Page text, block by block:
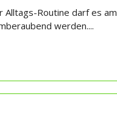
Alltags-Routine darf es am
werden....